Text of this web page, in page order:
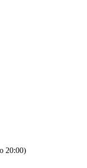
20:00)